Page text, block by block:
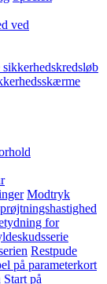
ved
Modtryk
for
Restpude
på parameterkort
Start på